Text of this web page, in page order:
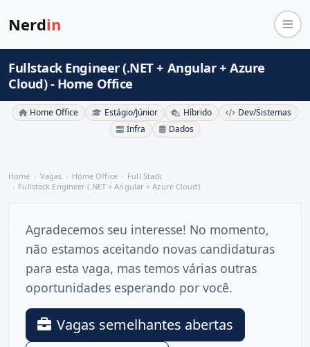
Nerdin
Fullstack Engineer (.NET + Angular + Azure
Cloud) - Home Office
Home Office Estágio/Júnior Híbrido
Dev/Sistemas
Infra
Dados
Home Vagas Home Office
Full Stack
Fullstack Engineer (.NET + Angular + Azure Cloud)
Agradecemos seu interesse! No momento,
não estamos aceitando novas candidaturas
para esta vaga, mas temos várias outras
oportunidades esperando por você.
Vagas semelhantes abertas